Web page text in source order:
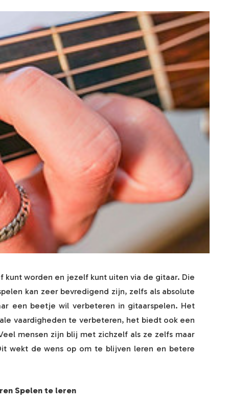
kunt worden en jezelf kunt uiten via de gitaar. Die
kan zeer bevredigend zijn, zelfs als absolute
een beetje wil verbeteren in gitaarspelen. Het
vaardigheden te verbeteren, het biedt ook een
mensen zijn blij met zichzelf als ze zelfs maar
wekt de wens op om te blijven leren en betere
Spelen te leren